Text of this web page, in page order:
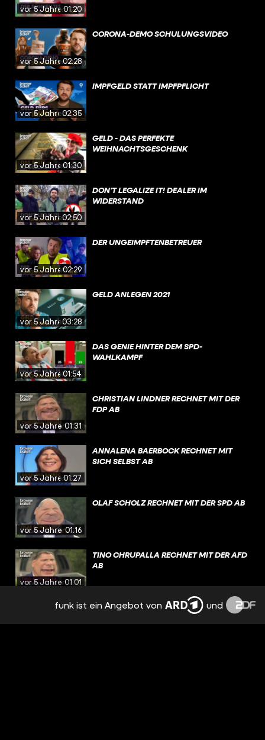
vor 5 Jahren01:20
vor 5 Jahren02:28
CORONA-DEMO SCHULUNGSVIDEO
vor 5 Jahren02:35
IMPFGELD STATT IMPFPFLICHT
vor 5 Jahren01:30
GELD - DAS PERFEKTE
WEIHNACHTSGESCHENK
vor 5 Jahren02:50
DON'T LEGALIZE IT! DEALER IM
WIDERSTAND
vor 5 Jahren02:29
DER UNGEIMPFTENBETREUER
vor 5 Jahren03:28
GELD ANLEGEN 2021
vor 5 Jahren01:54
DAS GENIE HINTER DEM SPD-
WAHLKAMPF
vor 5 Jahren01:31
CHRISTIAN LINDNER RECHNET MIT DER
FDP AB
vor 5 Jahren01:27
ANNALENA BAERBOCK RECHNET MIT
SICH SELBST AB
vor 5 Jahren01:16
OLAF SCHOLZ RECHNET MIT DER SPD AB
vor 5 Jahren01:01
TINO CHRUPALLA RECHNET MIT DER AFD
AB
LASCHET RECHNET MIT SICH SELBST AB
funk ist ein Angebot von und